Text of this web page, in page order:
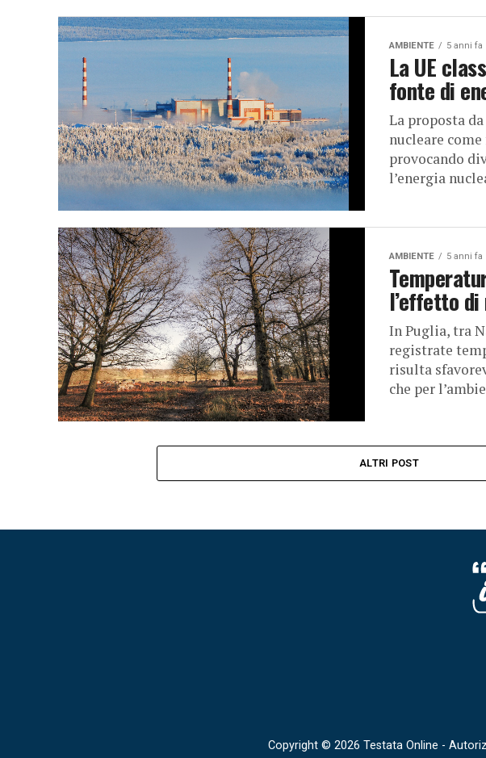
AMBIENTE 5 anni fa
La UE
fonte di
La proposta
nucleare
provocando
l’energia
AMBIENTE 5 anni fa
l’effetto
In Puglia, tra
registrate
risulta
che per
ALTRI POST
Copyright © 2026 Testata Online -